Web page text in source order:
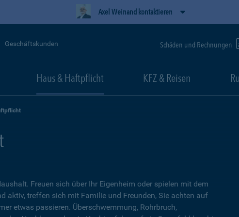
Axel Weinand kontaktieren
Geschäftskunden Schäden und Rechnungen
Haus & Haftpflicht KFZ & Reisen
Freuen sich über Ihr Eigenheim oder spielen mit dem
aktiv, treffen sich mit Familie und Freunden, Sie achten auf
etwas passieren. Überschwemmung, Rohrbruch,